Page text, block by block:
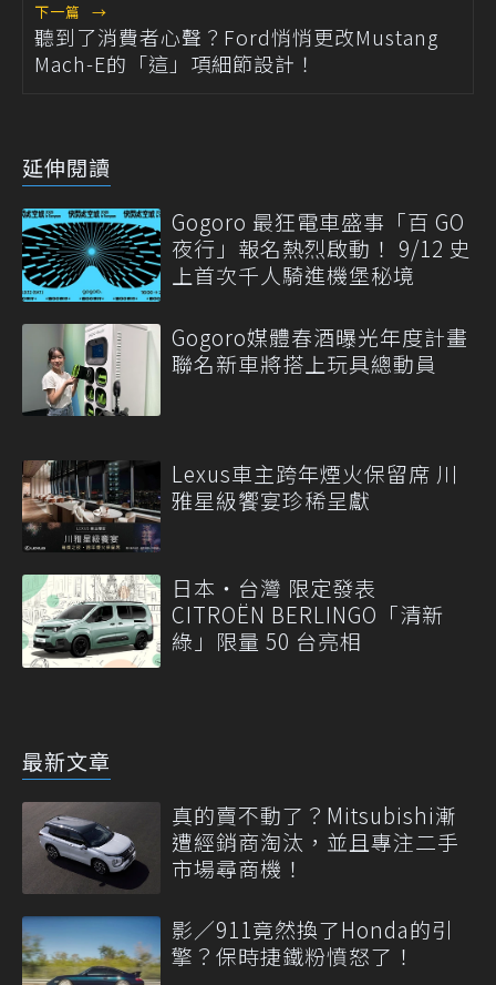
下一篇 →
聽到了消費者心聲？Ford悄悄更改Mustang
Mach-E的「這」項細節設計！
延伸閱讀
Gogoro 最狂電車盛事「百 GO
夜行」報名熱烈啟動！ 9/12 史
上首次千人騎進機堡秘境
Gogoro媒體春酒曝光年度計畫
聯名新車將搭上玩具總動員
Lexus車主跨年煙火保留席 川
雅星級饗宴珍稀呈獻
日本・台灣 限定發表
CITROËN BERLINGO「清新
綠」限量 50 台亮相
最新文章
真的賣不動了？Mitsubishi漸
遭經銷商淘汰，並且專注二手
市場尋商機！
影／911竟然換了Honda的引
擎？保時捷鐵粉憤怒了！